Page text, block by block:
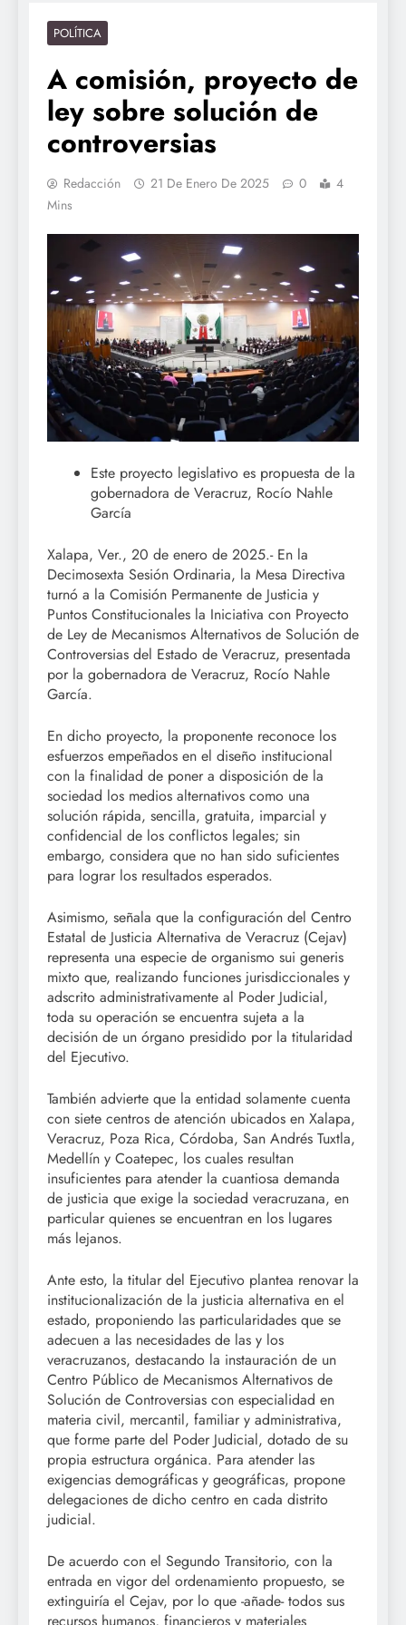
POLÍTICA
A comisión, proyecto de
ley sobre solución de
controversias
Redacción 21 De Enero De 2025 0
4
Mins
Este proyecto legislativo es propuesta de la
gobernadora de Veracruz, Rocío Nahle
García
Xalapa, Ver., 20 de enero de 2025.- En la
Decimosexta Sesión Ordinaria, la Mesa Directiva
turnó a la Comisión Permanente de Justicia y
Puntos Constitucionales la Iniciativa con Proyecto
de Ley de Mecanismos Alternativos de Solución de
Controversias del Estado de Veracruz, presentada
por la gobernadora de Veracruz, Rocío Nahle
García.
En dicho proyecto, la proponente reconoce los
esfuerzos empeñados en el diseño institucional
con la finalidad de poner a disposición de la
sociedad los medios alternativos como una
solución rápida, sencilla, gratuita, imparcial y
confidencial de los conflictos legales; sin
embargo, considera que no han sido suficientes
para lograr los resultados esperados.
Asimismo, señala que la configuración del Centro
Estatal de Justicia Alternativa de Veracruz (Cejav)
representa una especie de organismo sui generis
mixto que, realizando funciones jurisdiccionales y
adscrito administrativamente al Poder Judicial,
toda su operación se encuentra sujeta a la
decisión de un órgano presidido por la titularidad
del Ejecutivo.
También advierte que la entidad solamente cuenta
con siete centros de atención ubicados en Xalapa,
Veracruz, Poza Rica, Córdoba, San Andrés Tuxtla,
Medellín y Coatepec, los cuales resultan
insuficientes para atender la cuantiosa demanda
de justicia que exige la sociedad veracruzana, en
particular quienes se encuentran en los lugares
más lejanos.
Ante esto, la titular del Ejecutivo plantea renovar la
institucionalización de la justicia alternativa en el
estado, proponiendo las particularidades que se
adecuen a las necesidades de las y los
veracruzanos, destacando la instauración de un
Centro Público de Mecanismos Alternativos de
Solución de Controversias con especialidad en
materia civil, mercantil, familiar y administrativa,
que forme parte del Poder Judicial, dotado de su
propia estructura orgánica. Para atender las
exigencias demográficas y geográficas, propone
delegaciones de dicho centro en cada distrito
judicial.
De acuerdo con el Segundo Transitorio, con la
entrada en vigor del ordenamiento propuesto, se
extinguiría el Cejav, por lo que -añade- todos sus